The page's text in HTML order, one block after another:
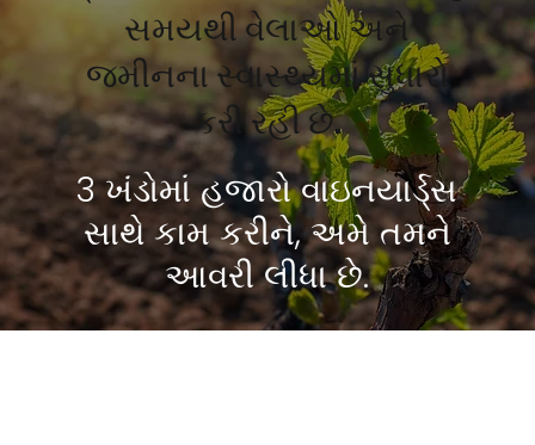
સમયથી વેલાઓ અને
જમીનના સ્વાસ્થ્યમાં સુધારો
કરી રહી છે.
3 ખંડોમાં હજારો વાઇનયાર્ડ્સ
સાથે કામ કરીને, અમે તમને
આવરી લીધા છે.